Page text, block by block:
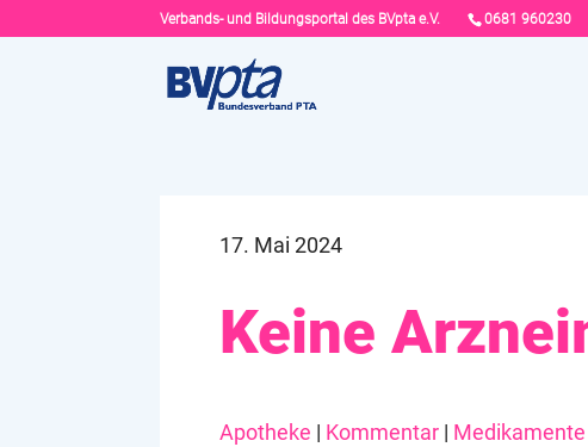
Verbands- und Bildungsportal des BVpta e.V. 0681 960230
17. Mai 2024
Keine
Apotheke | Kommentar | Medikamente